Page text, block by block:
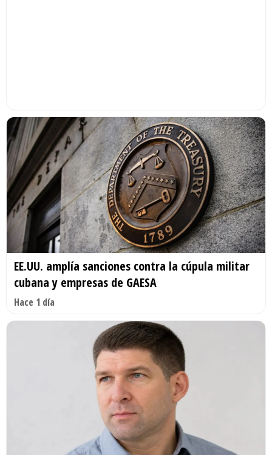
EE.UU. amplía sanciones contra la cúpula militar
cubana y empresas de GAESA
Hace 1 día